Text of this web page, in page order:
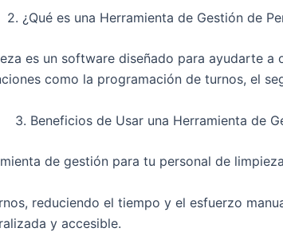
2. ¿Qué es una Herramienta de Gestión de
es un software diseñado para ayudarte
como la programación de turnos, el
3. Beneficios de Usar una Herramienta de
de gestión para tu personal de
reduciendo el tiempo y el esfuerzo
y accesible.